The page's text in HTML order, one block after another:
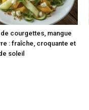
courgettes, mangue
: fraîche, croquante et
soleil